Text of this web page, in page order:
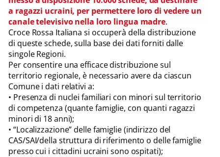
a ragazzi ucraini, per permettere loro di vedere un
canale televisivo nella loro lingua madre.
Croce Rossa Italiana si occuperà della distribuzione
di queste schede, sulla base dei dati forniti dalle
singole Regioni.
Per consentire una efficace distribuzione sul
territorio regionale, è necessario avere da ciascun
Comune i dati relativi a:
• Presenza di nuclei familiari con minori sul territorio
di competenza (quante famiglie, con quanti ragazzi
minori di 18 anni);
• “Localizzazione” delle famiglie (indirizzo del
CAS/SAI/della struttura di riferimento o delle famiglie
presso cui i cittadini ucraini sono ospitati);